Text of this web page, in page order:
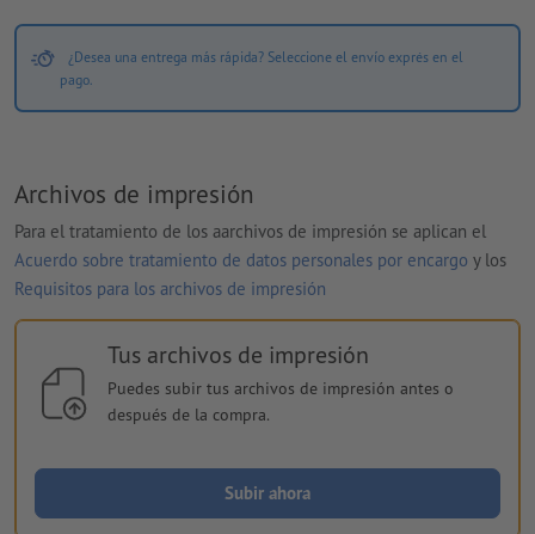
¿Desea una entrega más rápida? Seleccione el envío exprés en el
pago.
Archivos de impresión
Para el tratamiento de los aarchivos de impresión se aplican el
Acuerdo sobre tratamiento de datos personales por encargo y los
Requisitos para los archivos de impresión
Tus archivos de impresión
Puedes subir tus archivos de impresión antes o
después de la compra.
Subir ahora